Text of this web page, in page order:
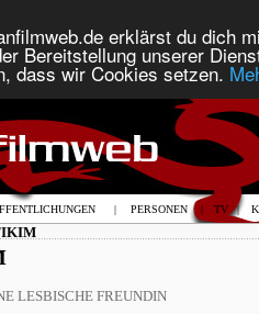
erklärst du dich
Bereitstellung unserer
dass wir Cookies setzen.
| PERSONEN | TV |
LESBISCHE FREUNDIN